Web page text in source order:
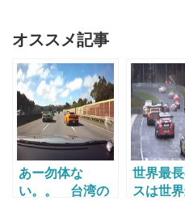
オススメ記事
あー勿体な
い。。 台湾の
世界最
スは世